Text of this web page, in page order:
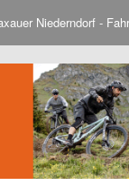
Niederndorf -